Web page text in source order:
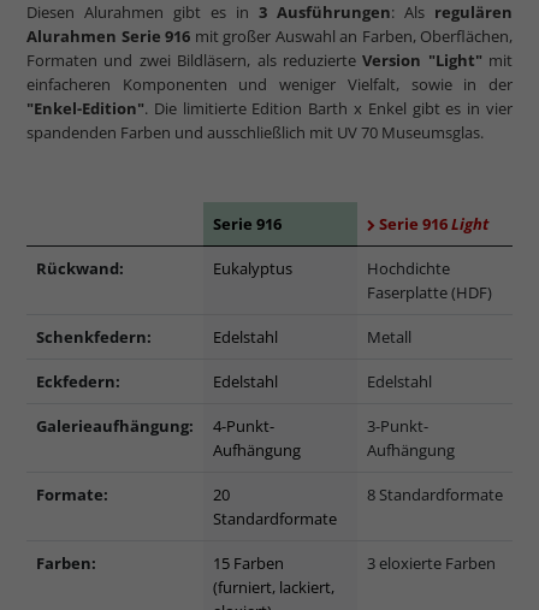
Diesen Alurahmen gibt es in 3 Ausführungen: Als regulären
Alurahmen Serie 916 mit großer Auswahl an Farben, Oberflächen,
Formaten und zwei Bildläsern, als reduzierteVersion "Light" mit
einfacheren Komponenten und weniger Vielfalt, sowie in der
"Enkel-Edition". Die limitierte Edition Barth x Enkel gibt es in vier
spandenden Farben und ausschließlich mit UV 70 Museumsglas.
Serie 916 Serie 916Light
Rückwand: Eukalyptus
Hochdichte
Faserplatte (HDF)
Schenkfedern: Edelstahl Metall
Eckfedern: Edelstahl Edelstahl
Galerieaufhängung:
4-Punkt-
Aufhängung
3-Punkt-
Aufhängung
Formate:
20
Standardformate
8 Standardformate
Farben:
15 Farben
(furniert, lackiert,
3 eloxierte Farben